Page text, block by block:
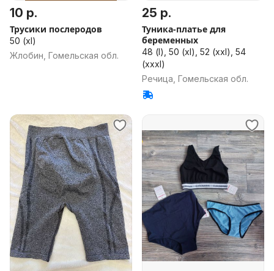
10 р.
Трусики послеродов
50 (xl)
Жлобин, Гомельская обл.
25 р.
Туника-платье для
беременных
48 (l), 50 (xl), 52 (xxl), 54
(xxxl)
Речица, Гомельская обл.